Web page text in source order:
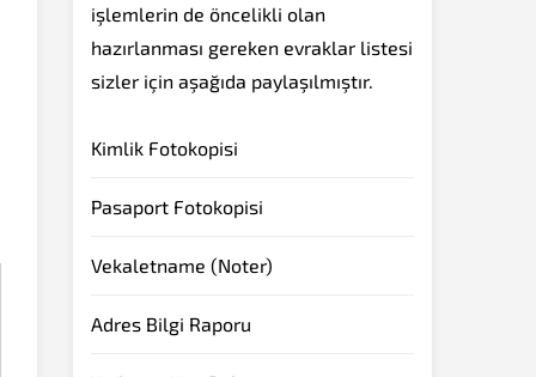
işlemlerin de öncelikli olan
hazırlanması gereken evraklar listesi
sizler için aşağıda paylaşılmıştır.
Kimlik Fotokopisi
Pasaport Fotokopisi
Vekaletname (Noter)
Adres Bilgi Raporu